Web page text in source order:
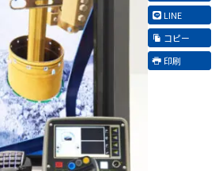
LINE
コピー
印刷